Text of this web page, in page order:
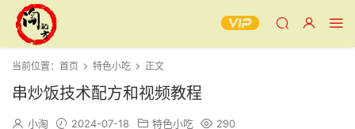
当前位置： 首页 特色小吃 正文
串炒饭技术配方和视频教程
小淘 2024-07-18 特色小吃 290